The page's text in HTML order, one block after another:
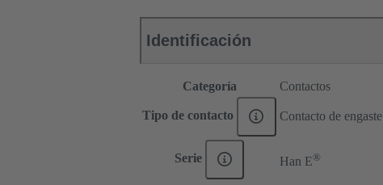
Identificación
Categoría Contactos
Tipo de contacto Contacto de engaste
Serie Han E®